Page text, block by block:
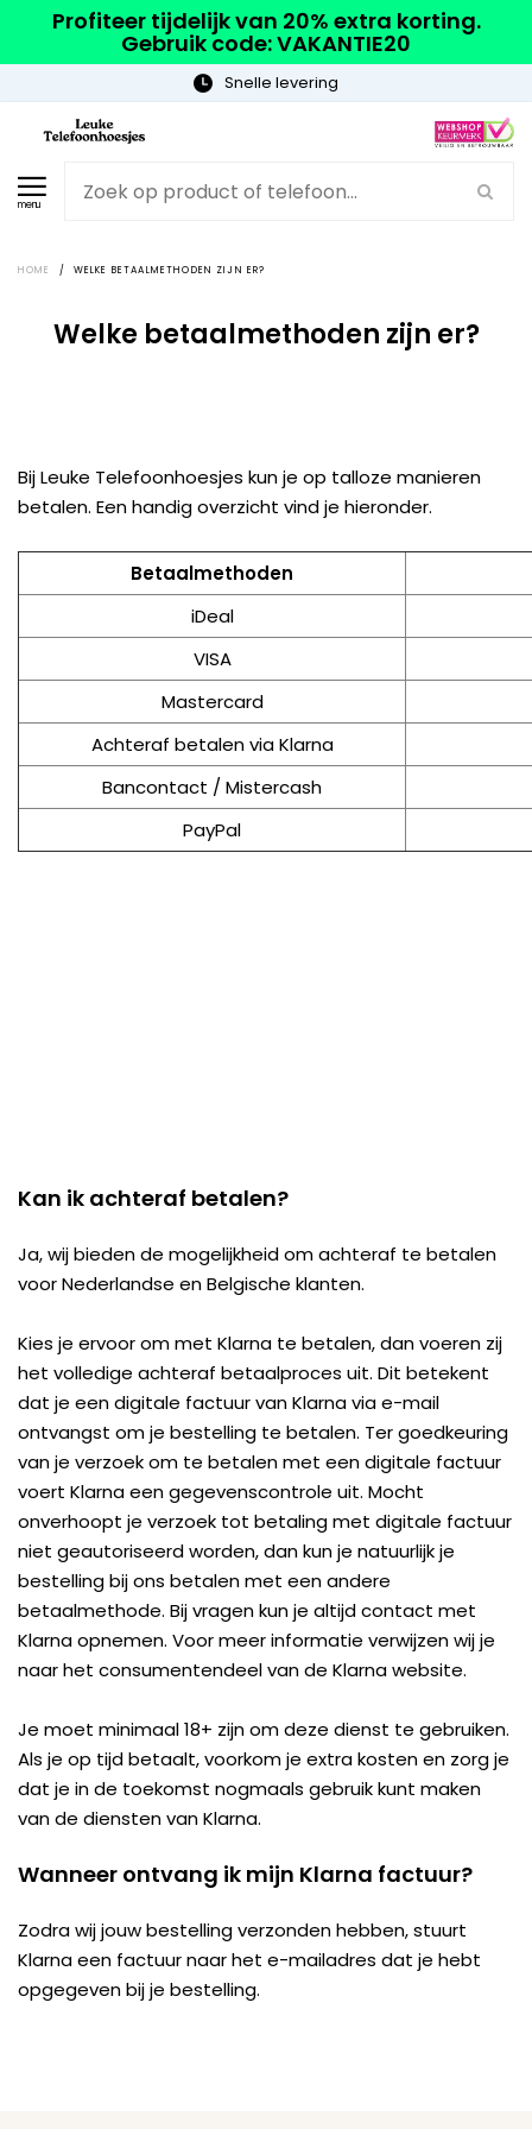
Profiteer tijdelijk van 20% extra korting.
Gebruik code: VAKANTIE20
Snelle levering
menu
HOME / WELKE BETAALMETHODEN ZIJN ER?
Welke betaalmethoden zijn er?
Bij Leuke Telefoonhoesjes kun je op talloze manieren
betalen. Een handig overzicht vind je hieronder.
Betaalmethoden
iDeal
VISA
Mastercard
Achteraf betalen via Klarna
Bancontact / Mistercash
PayPal
Kan ik achteraf betalen?
Ja, wij bieden de mogelijkheid om achteraf te betalen
voor Nederlandse en Belgische klanten.
Kies je ervoor om met Klarna te betalen, dan voeren zij
het volledige achteraf betaalproces uit. Dit betekent
dat je een digitale factuur van Klarna via e-mail
ontvangst om je bestelling te betalen. Ter goedkeuring
van je verzoek om te betalen met een digitale factuur
voert Klarna een gegevenscontrole uit. Mocht
onverhoopt je verzoek tot betaling met digitale factuur
niet geautoriseerd worden, dan kun je natuurlijk je
bestelling bij ons betalen met een andere
betaalmethode. Bij vragen kun je altijd contact met
Klarna opnemen. Voor meer informatie verwijzen wij je
naar het consumentendeel van de Klarna website.
Je moet minimaal 18+ zijn om deze dienst te gebruiken.
Als je op tijd betaalt, voorkom je extra kosten en zorg je
dat je in de toekomst nogmaals gebruik kunt maken
van de diensten van Klarna.
Wanneer ontvang ik mijn Klarna factuur?
Zodra wij jouw bestelling verzonden hebben, stuurt
Klarna een factuur naar het e-mailadres dat je hebt
opgegeven bij je bestelling.